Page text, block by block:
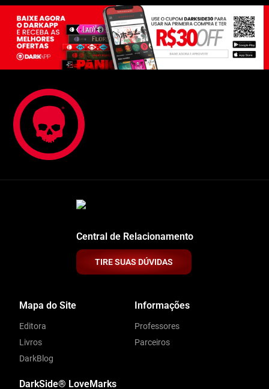
Central de Relacionamento
TIRE SUAS DÚVIDAS
Mapa do Site
Editora
Livros
DarkBlog
Informações
Professores
Parceiros
DarkSide® LoveMarks